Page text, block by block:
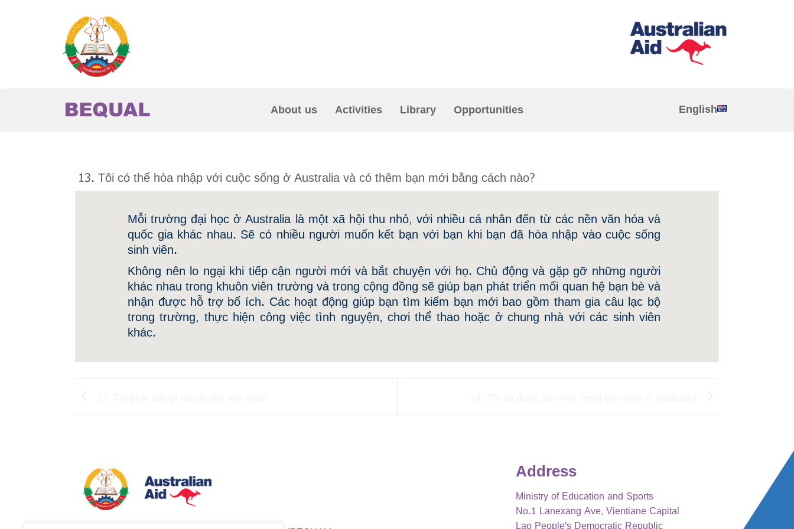
About us Activities Library Opportunities English
13. Tôi có thể hòa nhập với cuộc sống ở Australia và có thêm bạn mới bằng cách nào?
Mỗi trường đại học ở Australia là một xã hội thu nhỏ, với nhiều cá nhân đến từ các nền văn hóa và
quốc gia khác nhau. Sẽ có nhiều người muốn kết bạn với bạn khi bạn đã hòa nhập vào cuộc sống
sinh viên.
Không nên lo ngại khi tiếp cận người mới và bắt chuyện với họ. Chủ động và gặp gỡ những người
khác nhau trong khuôn viên trường và trong cộng đồng sẽ giúp bạn phát triển mối quan hệ bạn bè và
nhận được hỗ trợ bổ ích. Các hoạt động giúp bạn tìm kiếm bạn mới bao gồm tham gia câu lạc bộ
trong trường, thực hiện công việc tình nguyện, chơi thể thao hoặc ở chung nhà với các sinh viên
khác.
Address
Ministry of Education and Sports
No.1 Lanexang Ave, Vientiane Capital
Lao People's Democratic Republic